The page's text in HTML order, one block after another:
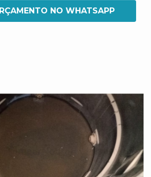
NO WHATSAPP